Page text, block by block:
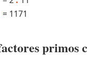
= 1171
primos